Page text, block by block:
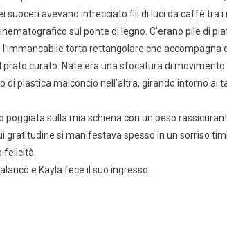
suoceri avevano intrecciato fili di luci da caffè tra i
sul ponte di legno. C’erano pile di
torta rettangolare che accompagna
curato. Nate era una sfocatura di
di plastica malconcio nell’altra, girando intorno ai
poggiata sulla mia schiena con un peso
gratitudine si manifestava spesso in un sorriso
felicità.
e Kayla fece il suo ingresso.